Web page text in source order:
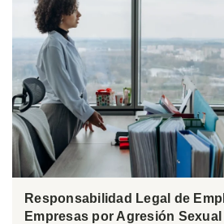
Responsabilidad Legal de
Empresas por Agresión Sexual